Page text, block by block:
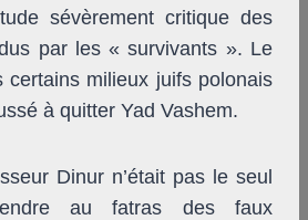
sévèrement critique des
par les « survivants ». Le
certains milieux juifs polonais
à quitter Yad Vashem.
Dinur n’était pas le seul
au fatras des faux